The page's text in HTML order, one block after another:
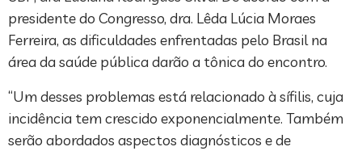
presidente do Congresso, dra. Lêda Lúcia Moraes
Ferreira, as dificuldades enfrentadas pelo Brasil na
área da saúde pública darão a tônica do encontro.
“Um desses problemas está relacionado à sífilis, cuja
incidência tem crescido exponencialmente. Também
serão abordados aspectos diagnósticos e de